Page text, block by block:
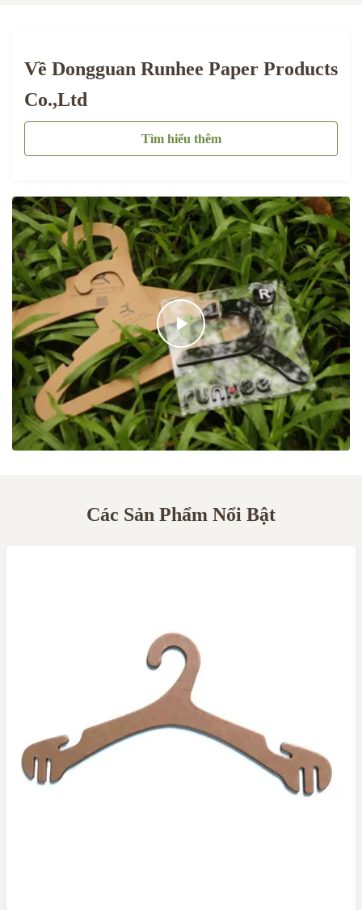
Về Dongguan Runhee Paper Products
Co.,Ltd
Tìm hiểu thêm
Các Sản Phẩm Nổi Bật